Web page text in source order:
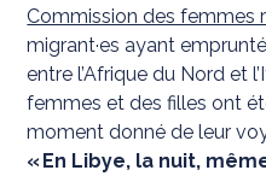
Commission des femmes
migrant·es ayant
entre l’Afrique du Nord et
femmes et des filles ont
moment donné de leur
« En Libye, la nuit,